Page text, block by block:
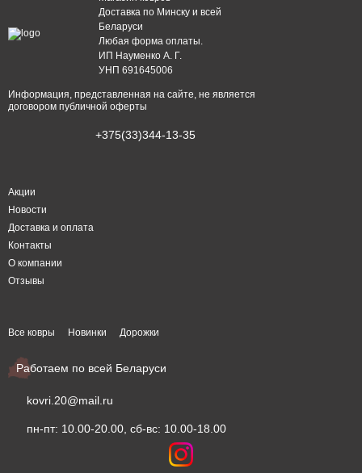
Доставка по Минску и всей
Беларуси
Любая форма оплаты.
ИП Науменко А. Г.
УНП 691645006
Информация, представленная на сайте, не является
договором публичной оферты
+375(33)344-13-35
Акции
Новости
Доставка и оплата
Контакты
О компании
Отзывы
Все ковры Новинки Дорожки
Работаем по всей Беларуси
kovri.20@mail.ru
пн-пт: 10.00-20.00, сб-вс: 10.00-18.00